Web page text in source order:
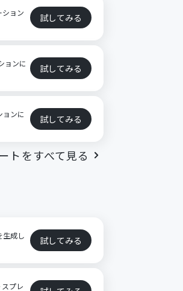
ョン
試してみる
ョンに
試してみる
ョンに
試してみる
トをすべて見る
生成し
試してみる
プレ